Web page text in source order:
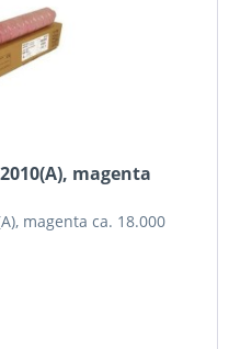
magenta
magenta ca. 18.000